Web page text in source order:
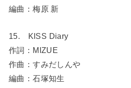
編曲：梅原 新
15. KISS Diary
作詞：MIZUE
作曲：すみだしんや
編曲：石塚知生